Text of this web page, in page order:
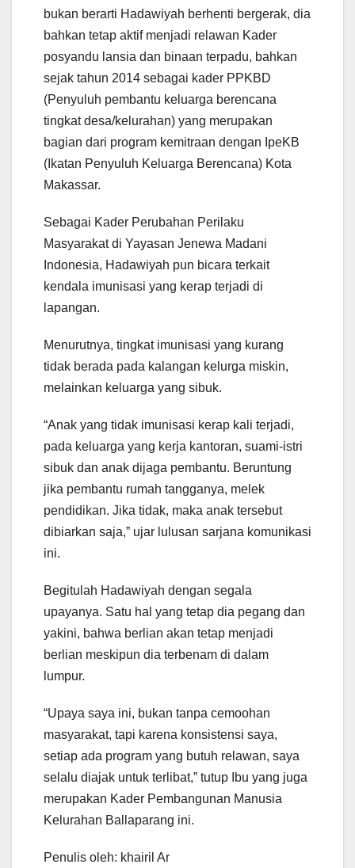
bukan berarti Hadawiyah berhenti bergerak, dia
bahkan tetap aktif menjadi relawan Kader
posyandu lansia dan binaan terpadu, bahkan
sejak tahun 2014 sebagai kader PPKBD
(Penyuluh pembantu keluarga berencana
tingkat desa/kelurahan) yang merupakan
bagian dari program kemitraan dengan IpeKB
(Ikatan Penyuluh Keluarga Berencana) Kota
Makassar.
Sebagai Kader Perubahan Perilaku
Masyarakat di Yayasan Jenewa Madani
Indonesia, Hadawiyah pun bicara terkait
kendala imunisasi yang kerap terjadi di
lapangan.
Menurutnya, tingkat imunisasi yang kurang
tidak berada pada kalangan kelurga miskin,
melainkan keluarga yang sibuk.
“Anak yang tidak imunisasi kerap kali terjadi,
pada keluarga yang kerja kantoran, suami-istri
sibuk dan anak dijaga pembantu. Beruntung
jika pembantu rumah tangganya, melek
pendidikan. Jika tidak, maka anak tersebut
dibiarkan saja,” ujar lulusan sarjana komunikasi
ini.
Begitulah Hadawiyah dengan segala
upayanya. Satu hal yang tetap dia pegang dan
yakini, bahwa berlian akan tetap menjadi
berlian meskipun dia terbenam di dalam
lumpur.
“Upaya saya ini, bukan tanpa cemoohan
masyarakat, tapi karena konsistensi saya,
setiap ada program yang butuh relawan, saya
selalu diajak untuk terlibat,” tutup Ibu yang juga
merupakan Kader Pembangunan Manusia
Kelurahan Ballaparang ini.
Penulis oleh: khairil Ar